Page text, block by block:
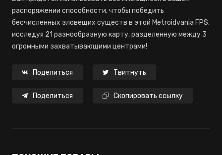
распоряжении способности, чтобы победить
бесчисленных зловещих существ в этой Metroidvania FPS,
исследуя 21 разнообразную карту, разделенную между 3
огромными захватывающими центрами!
Поделиться Твитнуть
Поделиться Скопировать ссылку